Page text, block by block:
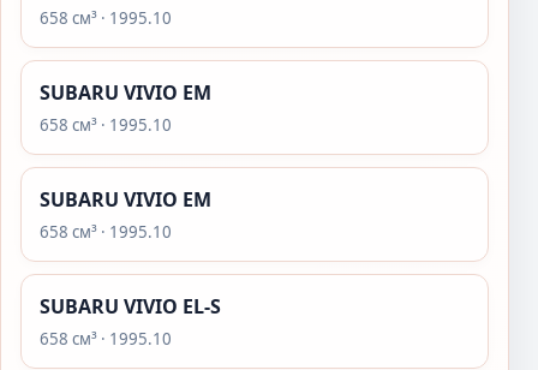
658 см³ · 1995.10
SUBARU VIVIO EM
658 см³ · 1995.10
SUBARU VIVIO EM
658 см³ · 1995.10
SUBARU VIVIO EL-S
658 см³ · 1995.10